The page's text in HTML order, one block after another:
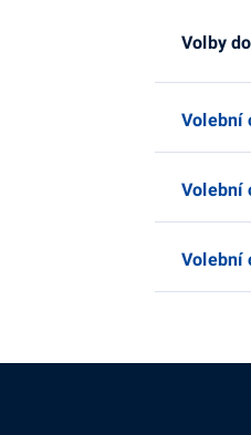
Volby
Volební
Volební
Volební